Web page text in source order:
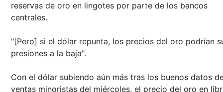
reservas de oro en lingotes por parte de los bancos
centrales.
"[Pero] si el dólar repunta, los precios del oro podrían
presiones a la baja".
Con el dólar subiendo aún más tras los buenos datos
ventas minoristas del miércoles, el precio del oro en